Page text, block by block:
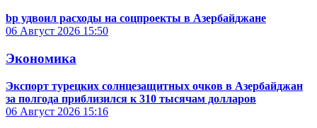
bp удвоил расходы на соцпроекты в Азербайджане
06 Август 2026 15:50
Экономика
Экспорт турецких солнцезащитных очков в Азербайджан
за полгода приблизился к 310 тысячам долларов
06 Август 2026 15:16